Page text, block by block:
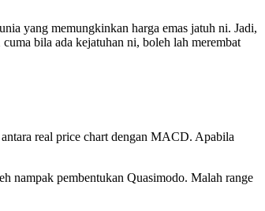
yang memungkinkan harga emas jatuh ni. Jadi,
bila ada kejatuhan ni, boleh lah merembat
real price chart dengan MACD. Apabila
nampak pembentukan Quasimodo. Malah range